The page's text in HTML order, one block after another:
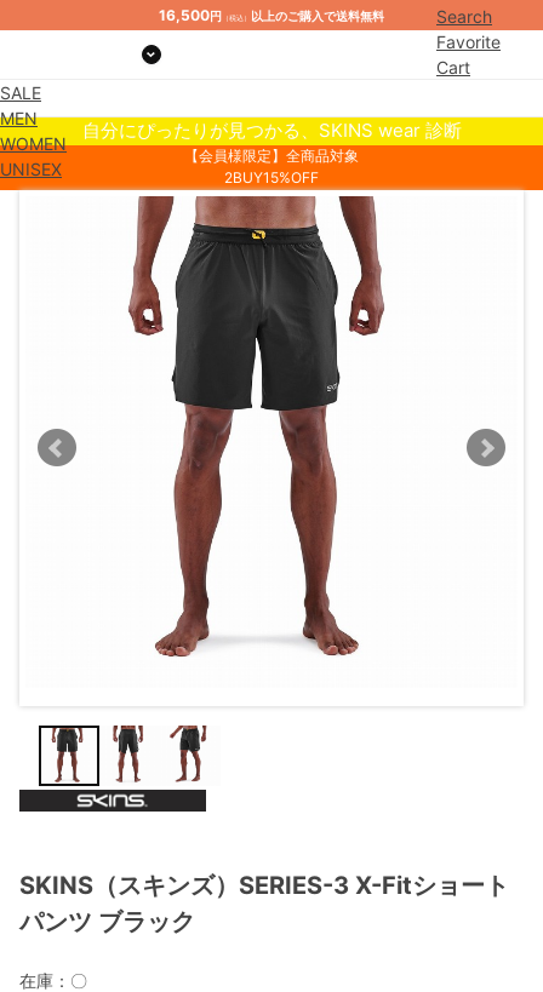
16,500円 （税込） 以上のご購入で送料無料
Search
Favorite
Cart
SALE
MEN
WOMEN
UNISEX
自分にぴったりが見つかる、SKINS wear 診断
【会員様限定】全商品対象
2BUY15%OFF
SKINS（スキンズ）SERIES-3 X-Fitショート
パンツ ブラック
在庫： 〇